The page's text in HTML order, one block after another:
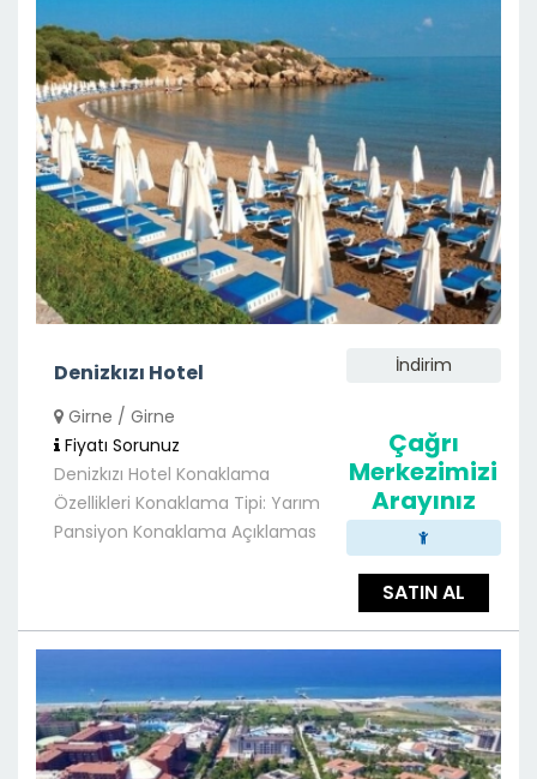
Denizkızı Hotel
Girne / Girne
Fiyatı Sorunuz
Denizkızı Hotel Konaklama
Özellikleri Konaklama Tipi: Yarım
Pansiyon Konaklama Açıklamas
İndirim
Çağrı
Merkezimizi
Arayınız
SATIN AL